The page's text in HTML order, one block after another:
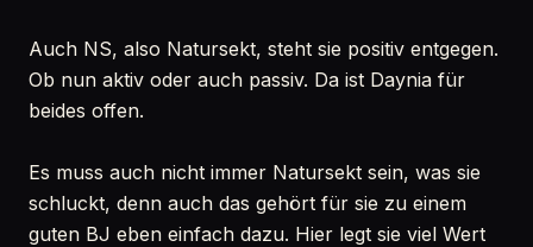
Auch NS, also Natursekt, steht sie positiv entgegen.
Ob nun aktiv oder auch passiv. Da ist Daynia für
beides offen.
Es muss auch nicht immer Natursekt sein, was sie
schluckt, denn auch das gehört für sie zu einem
guten BJ eben einfach dazu. Hier legt sie viel Wert